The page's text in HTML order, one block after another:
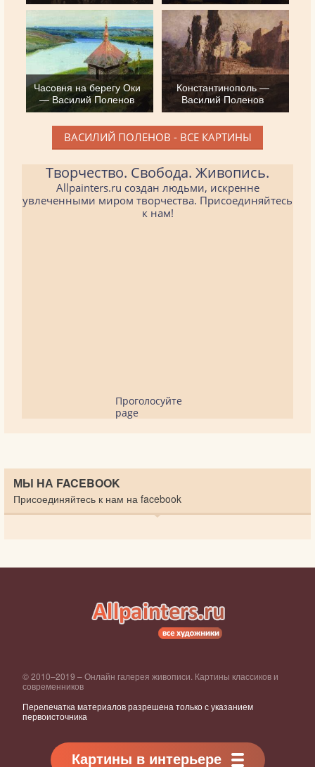
Часовня на берегу Оки
— Василий Поленов
Константинополь —
Василий Поленов
ВАСИЛИЙ ПОЛЕНОВ - ВСЕ КАРТИНЫ
Творчество. Свобода. Живопись.
Allpainters.ru создан людьми, искренне
увлеченными миром творчества. Присоединяйтесь
к нам!
Проголосуйте
page
МЫ НА FACEBOOK
Присоединяйтесь к нам на facebook
© 2010–2019 – Онлайн галерея живописи. Картины классиков и
современников
Перепечатка материалов разрешена только с указанием
первоисточника
Картины в интерьере